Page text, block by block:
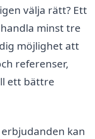
välja rätt? Ett
minst tre
möjlighet att
referenser,
ett bättre
kan